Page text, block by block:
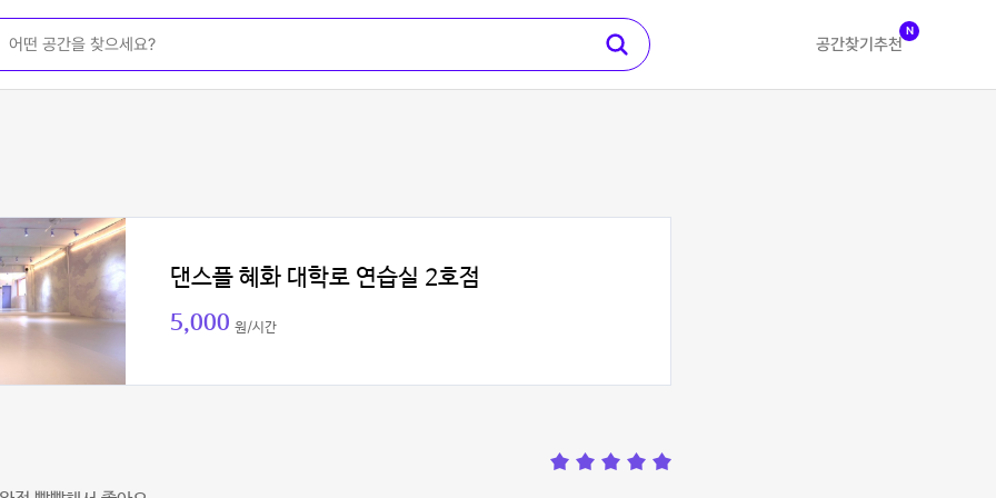
공간찾기 추천
N
댄스플 혜화 대학로 연습실 2호점
5,000 원/시간